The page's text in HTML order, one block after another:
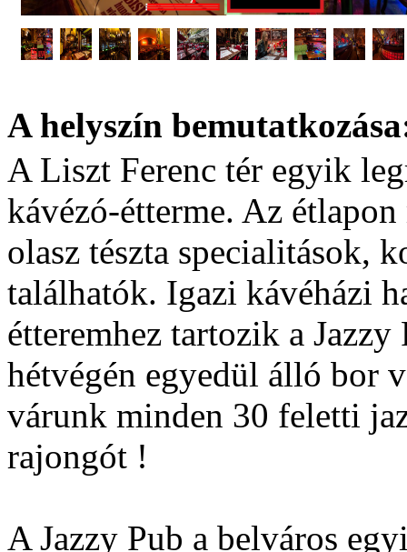
A helyszín
A Liszt Ferenc tér egyik
kávézó-étterme. Az
olasz tészta specialitások,
találhatók. Igazi kávéházi
étteremhez tartozik a
hétvégén egyedül álló bor
várunk minden 30 feletti
rajongót !
A Jazzy Pub a belváros